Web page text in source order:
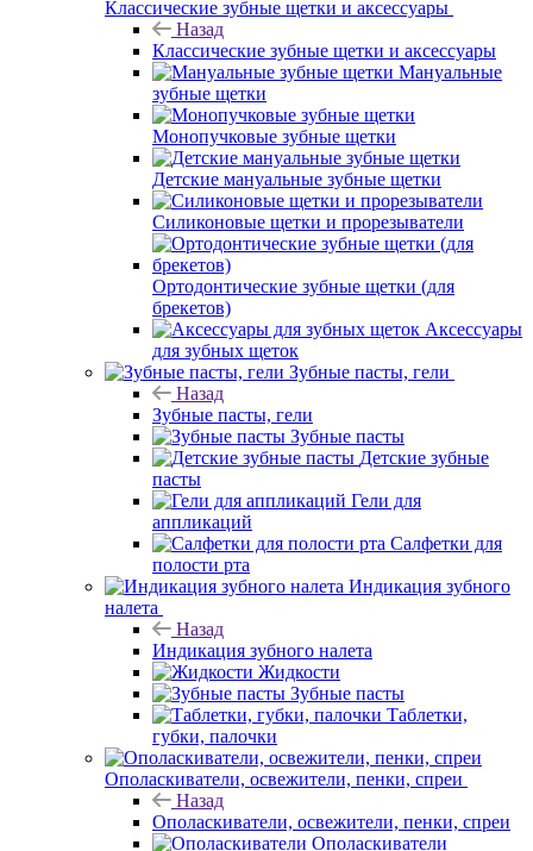
Классические зубные щетки и аксессуары
Назад
Классические зубные щетки и аксессуары
Мануальные
зубные щетки
Монопучковые зубные щетки
Детские мануальные зубные щетки
Силиконовые щетки и прорезыватели
Ортодонтические зубные щетки (для
брекетов)
Аксессуары
для зубных щеток
Зубные пасты, гели
Назад
Зубные пасты, гели
Зубные пасты
Детские зубные
пасты
Гели для
аппликаций
Салфетки для
полости рта
Индикация зубного
налета
Назад
Индикация зубного налета
Жидкости
Зубные пасты
Таблетки,
губки, палочки
Ополаскиватели, освежители, пенки, спреи
Назад
Ополаскиватели, освежители, пенки, спреи
Ополаскиватели